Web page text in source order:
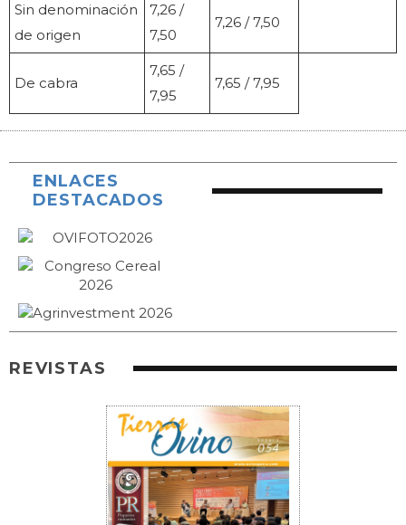
Sin denominación
de origen
7,26 /
7,50
7,26 / 7,50
De cabra
7,65 /
7,95
7,65 / 7,95
ENLACES
DESTACADOS
REVISTAS